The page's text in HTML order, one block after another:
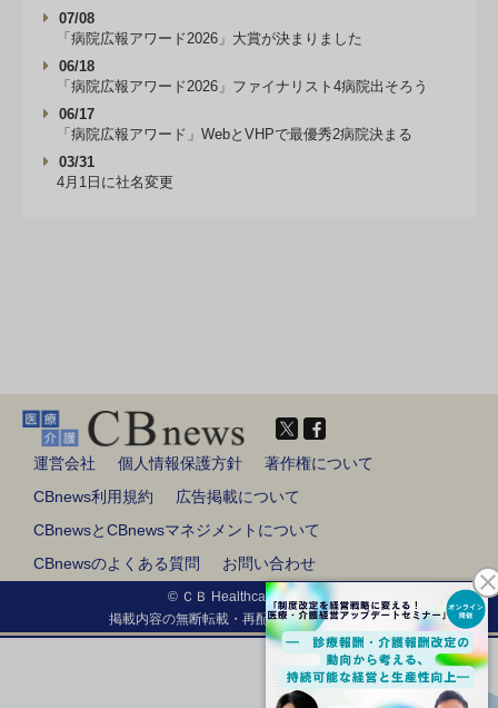
07/08
「病院広報アワード2026」大賞が決まりました
06/18
「病院広報アワード2026」ファイナリスト4病院出そろう
06/17
「病院広報アワード」WebとVHPで最優秀2病院決まる
03/31
4月1日に社名変更
運営会社 個人情報保護方針
著作権について
CBnews利用規約
広告掲載について
CBnewsとCBnewsマネジメントについて
CBnewsのよくある質問
お問い合わせ
© ＣＢ Healthcare Co., Ltd.
掲載内容の無断転載・再配布は固く禁じます。